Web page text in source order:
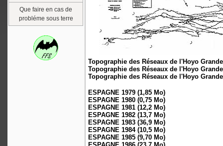
Que faire en cas de
probléme sous terre
Topographie des Réseaux de l'Hoyo
Topographie des Réseaux de l'Hoyo
Topographie des Réseaux de l'Hoyo
ESPAGNE 1979 (1,85 Mo)
ESPAGNE 1980 (0,75 Mo)
ESPAGNE 1981 (12,2 Mo)
ESPAGNE 1982 (13,7 Mo)
ESPAGNE 1983 (36,9 Mo)
ESPAGNE 1984 (10,5 Mo)
ESPAGNE 1985 (9,70 Mo)